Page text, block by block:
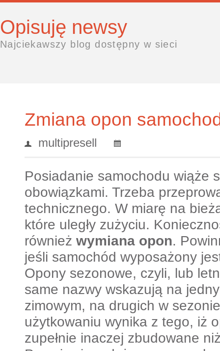
Opisuję newsy
Najciekawszy blog dostępny w sieci
Zmiana opon
multipresell
Posiadanie samochodu wiąże
obowiązkami. Trzeba
technicznego. W miarę na
które uległy zużyciu.
również wymiana opon.
jeśli samochód wyposażony
Opony sezonowe, czyli, lub
same nazwy wskazują na
zimowym, na drugich w
użytkowaniu wynika z tego, iż
zupełnie inaczej zbudowane